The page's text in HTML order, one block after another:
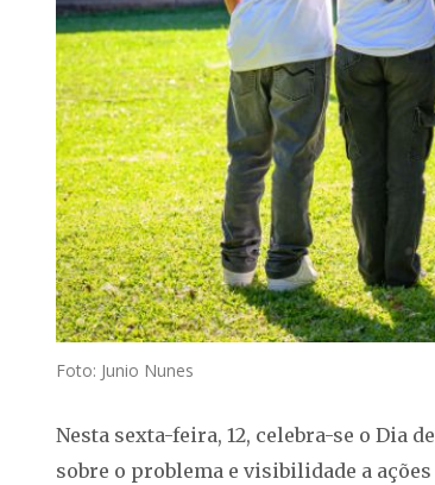
Foto: Junio Nunes
Nesta sexta-feira, 12, celebra-se o Dia
sobre o problema e visibilidade a